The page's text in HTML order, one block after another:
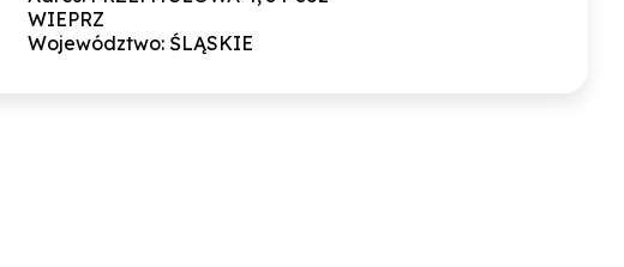
WIEPRZ
Województwo: ŚLĄSKIE